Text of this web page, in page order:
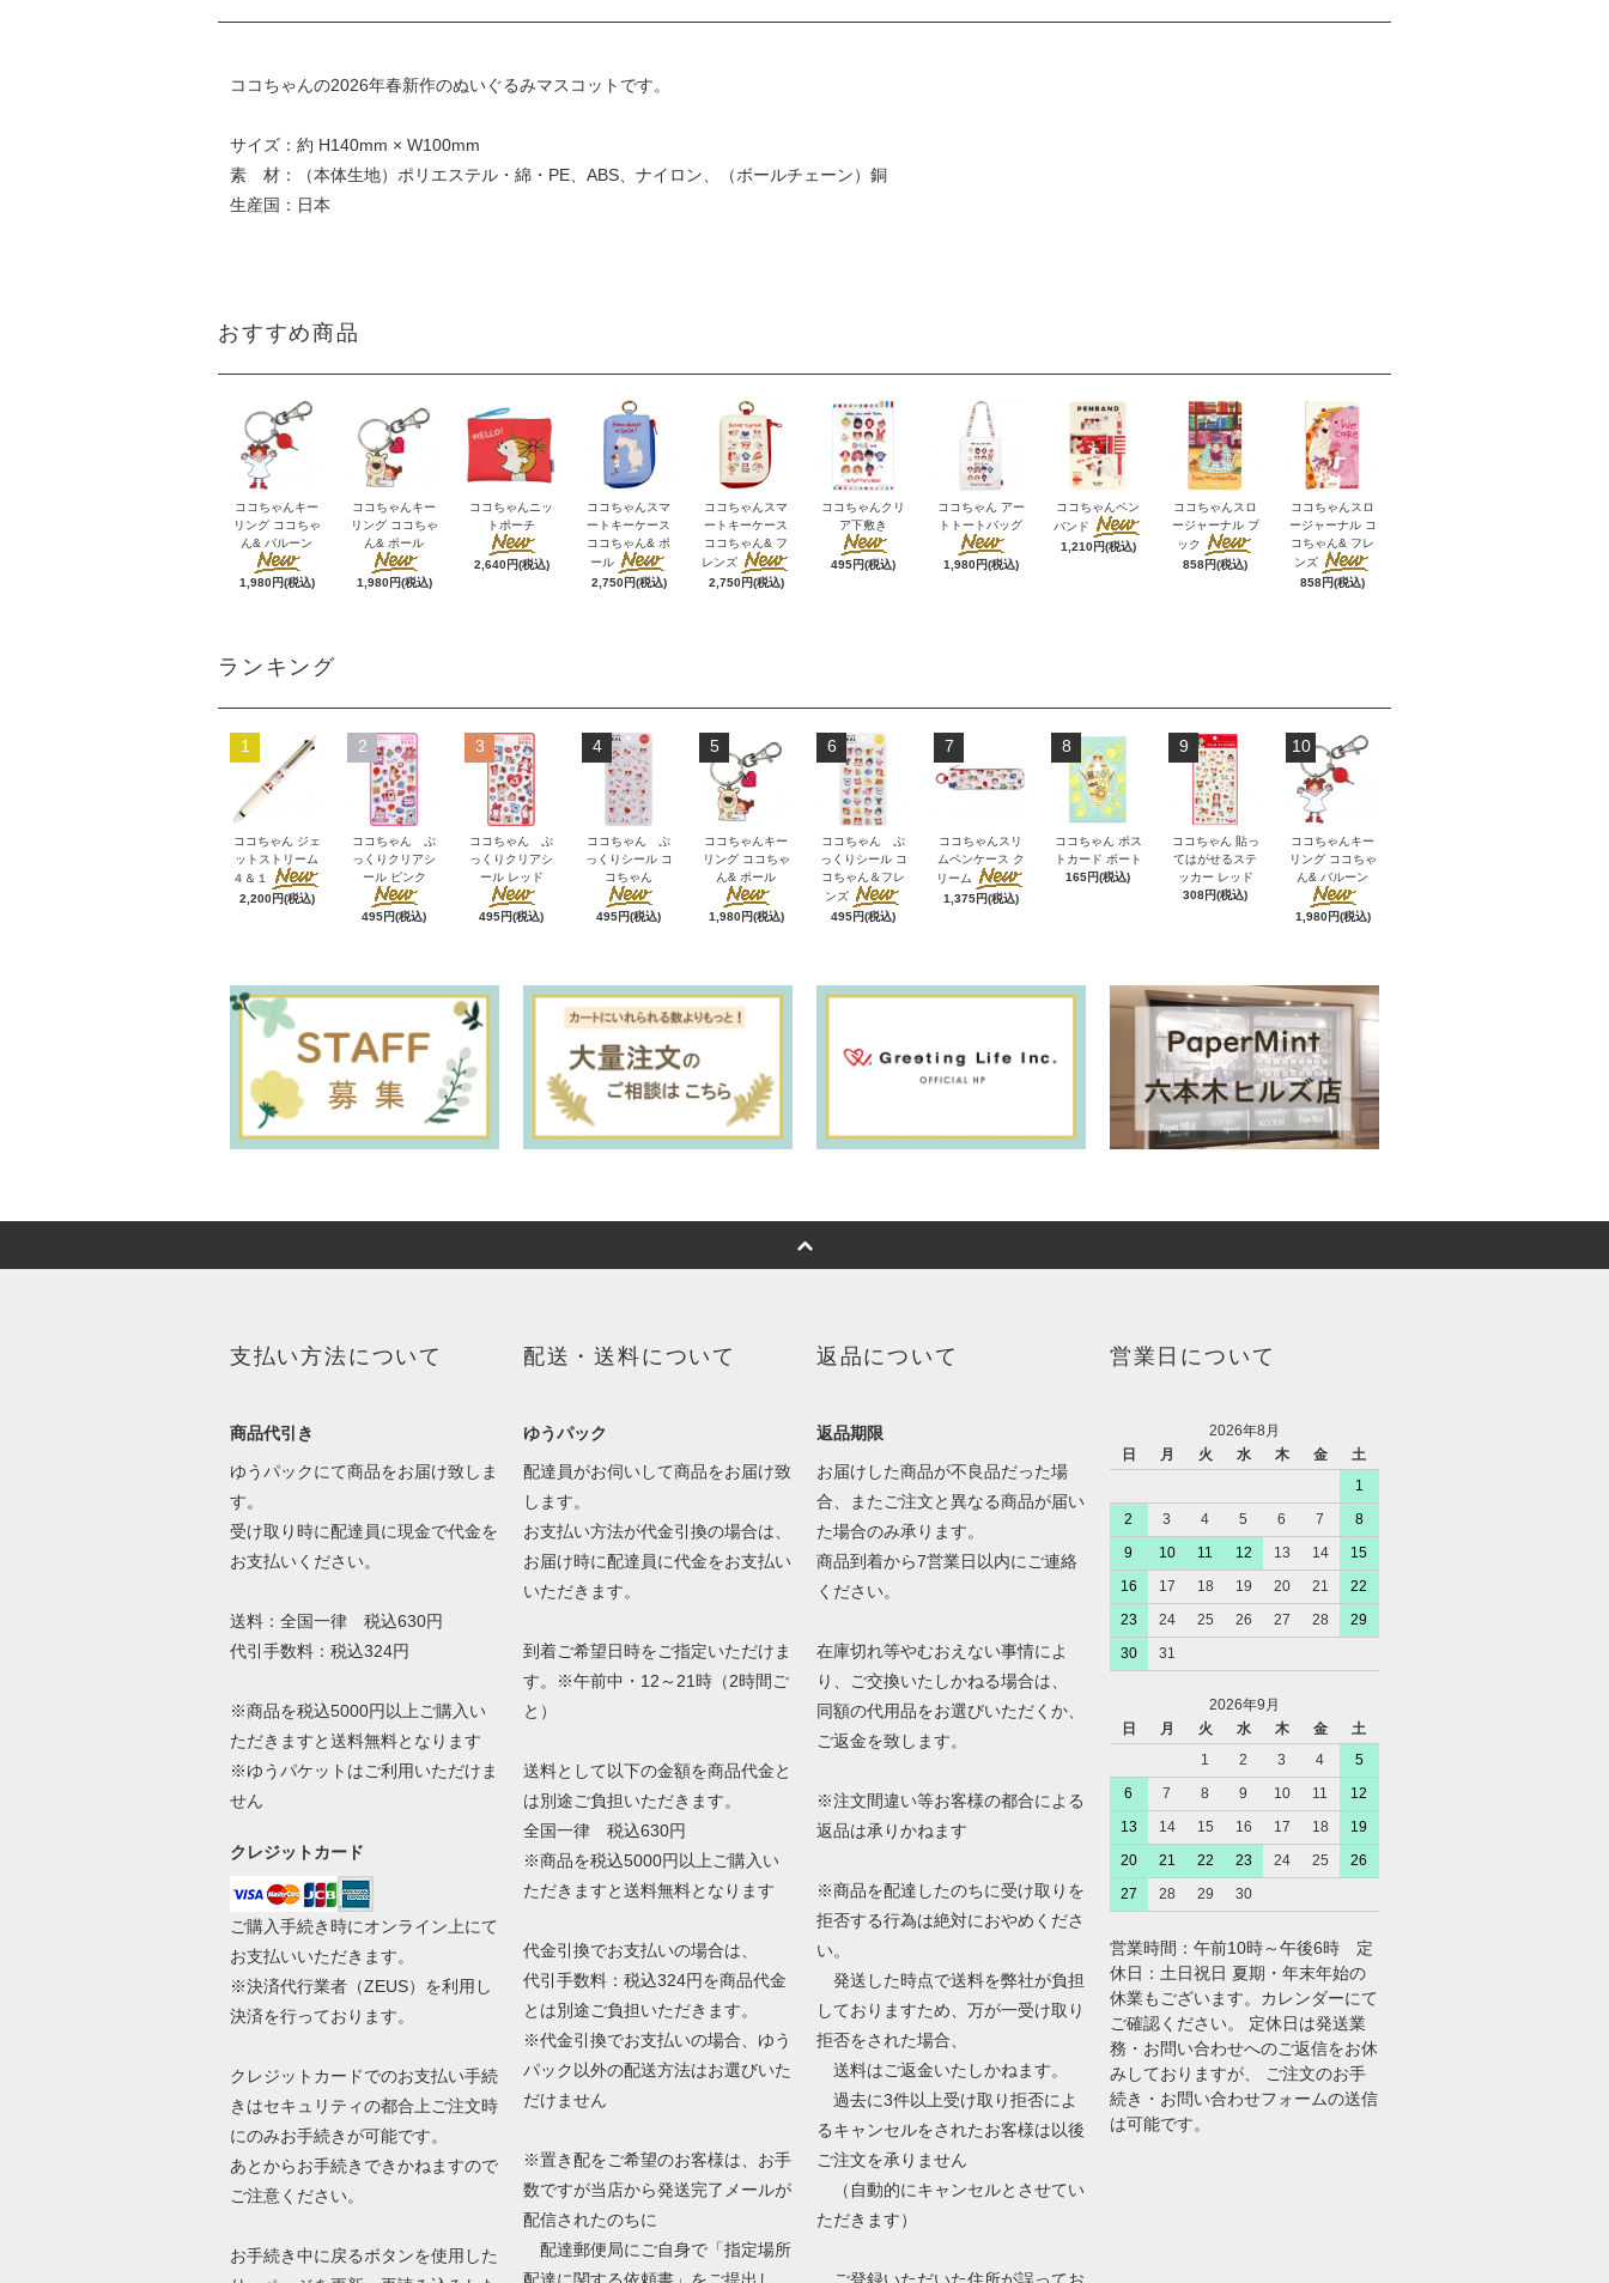
ココちゃんの2026年春新作のぬいぐるみマスコットです。
サイズ：約 H140mm × W100mm
素 材：（本体生地）ポリエステル・綿・PE、ABS、ナイロン、（ボールチェーン）銅
生産国：日本
おすすめ商品
ココちゃんキー
リング ココちゃ
ん& バルーン
1,980円(税込)
ココちゃんキー
リング ココちゃ
ん& ポール
1,980円(税込)
ココちゃんニッ
トポーチ
2,640円(税込)
ココちゃんスマ
ートキーケース
ココちゃん& ポ
ール
2,750円(税込)
ココちゃんスマ
ートキーケース
ココちゃん& フ
レンズ
2,750円(税込)
ココちゃんクリ
ア下敷き
495円(税込)
ココちゃん アー
トトートバッグ
1,980円(税込)
ココちゃんペン
バンド
1,210円(税込)
ココちゃんスロ
ージャーナル ブ
ック
858円(税込)
ココちゃんスロ
ージャーナル コ
コちゃん& フレ
ンズ
858円(税込)
ランキング
1
ココちゃん ジェ
ットストリーム
４＆１
2,200円(税込)
2
ココちゃん ぷ
っくりクリアシ
ール ピンク
495円(税込)
3
ココちゃん ぷ
っくりクリアシ
ール レッド
495円(税込)
4
ココちゃん ぷ
っくりシール コ
コちゃん
495円(税込)
5
ココちゃんキー
リング ココちゃ
ん& ポール
1,980円(税込)
6
ココちゃん ぷ
っくりシール コ
コちゃん＆フレ
ンズ
495円(税込)
7
ココちゃんスリ
ムペンケース ク
リーム
1,375円(税込)
8
ココちゃん ポス
トカード ボート
165円(税込)
9
ココちゃん 貼っ
てはがせるステ
ッカー レッド
308円(税込)
10
ココちゃんキー
リング ココちゃ
ん& バルーン
1,980円(税込)
支払い方法について
商品代引き
ゆうパックにて商品をお届け致しま
す。
受け取り時に配達員に現金で代金を
お支払いください。
送料：全国一律 税込630円
代引手数料：税込324円
※商品を税込5000円以上ご購入い
ただきますと送料無料となります
※ゆうパケットはご利用いただけま
せん
クレジットカード
ご購入手続き時にオンライン上にて
お支払いいただきます。
※決済代行業者（ZEUS）を利用し
決済を行っております。
クレジットカードでのお支払い手続
きはセキュリティの都合上ご注文時
にのみお手続きが可能です。
あとからお手続きできかねますので
ご注意ください。
お手続き中に戻るボタンを使用した
配送・送料について
ゆうパック
配達員がお伺いして商品をお届け致
します。
お支払い方法が代金引換の場合は、
お届け時に配達員に代金をお支払い
いただきます。
到着ご希望日時をご指定いただけま
す。※午前中・12～21時（2時間ご
と）
送料として以下の金額を商品代金と
は別途ご負担いただきます。
全国一律 税込630円
※商品を税込5000円以上ご購入い
ただきますと送料無料となります
代金引換でお支払いの場合は、
代引手数料：税込324円を商品代金
とは別途ご負担いただきます。
※代金引換でお支払いの場合、ゆう
パック以外の配送方法はお選びいた
だけません
※置き配をご希望のお客様は、お手
数ですが当店から発送完了メールが
配信されたのちに
配達郵便局にご自身で「指定場所
返品について
返品期限
お届けした商品が不良品だった場
合、またご注文と異なる商品が届い
た場合のみ承ります。
商品到着から7営業日以内にご連絡
ください。
在庫切れ等やむおえない事情によ
り、ご交換いたしかねる場合は、
同額の代用品をお選びいただくか、
ご返金を致します。
※注文間違い等お客様の都合による
返品は承りかねます
※商品を配達したのちに受け取りを
拒否する行為は絶対におやめくださ
い。
発送した時点で送料を弊社が負担
しておりますため、万が一受け取り
拒否をされた場合、
送料はご返金いたしかねます。
過去に3件以上受け取り拒否によ
るキャンセルをされたお客様は以後
ご注文を承りません
（自動的にキャンセルとさせてい
ただきます）
営業日について
2026年8月
日
月 火 水 木 金
土
1
2
3 4 5 6 7
8
9
10 11 12 13 14
15
16
17 18 19 20 21
22
23
24 25 26 27 28
29
30
31
2026年9月
日
月 火 水 木 金
土
1
2 3 4
5
6
7 8 9 10 11
12
13
14 15 16 17 18
19
20
21 22 23 24 25
26
27
28 29 30
営業時間：午前10時～午後6時 定
休日：土日祝日 夏期・年末年始の
休業もございます。カレンダーにて
ご確認ください。 定休日は発送業
務・お問い合わせへのご返信をお休
みしておりますが、 ご注文のお手
続き・お問い合わせフォームの送信
は可能です。